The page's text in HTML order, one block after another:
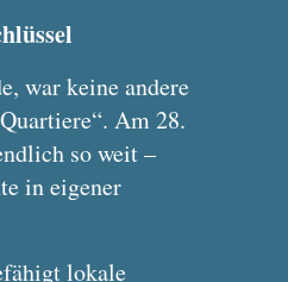
war keine andere
Am 28.
so weit –
in eigener
lokale